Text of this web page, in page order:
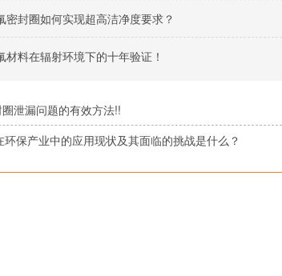
密封圈如何实现超高洁净度要求？
料在辐射环境下的十年验证！
泄漏问题的有效方法!!
环保产业中的应用现状及其面临的挑战是什么？